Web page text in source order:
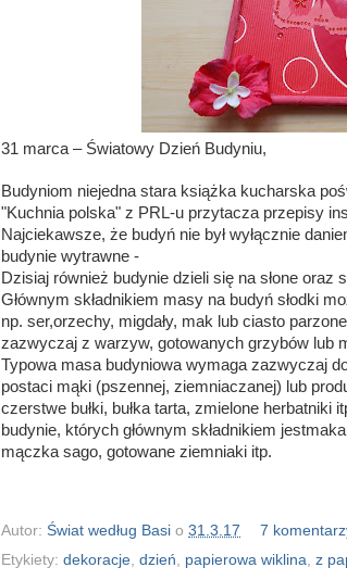
31 marca – Światowy Dzień Budyniu,
Budyniom niejedna stara książka kucharska
"Kuchnia polska" z PRL-u przytacza przepisy
Najciekawsze, że budyń nie był wyłącznie
budynie wytrawne -
Dzisiaj również budynie dzieli się na słone oraz
Głównym składnikiem masy na budyń słodki
np. ser,orzechy, migdały, mak lub ciasto
zazwyczaj z warzyw, gotowanych grzybów lub
Typowa masa budyniowa wymaga zazwyczaj
postaci mąki (pszennej, ziemniaczanej) lub
czerstwe bułki, bułka tarta, zmielone herbatniki
budynie, których głównym składnikiem
mączka sago, gotowane ziemniaki itp.
Autor: Świat według Basi o 31.3.17
7
Etykiety: dekoracje, dzień, papierowa wiklina, z